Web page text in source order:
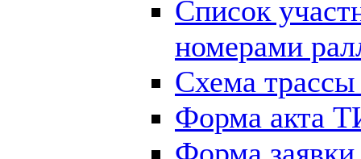
Список
номерами
Схема
Форма акта